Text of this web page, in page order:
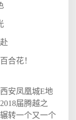
合花！
安凤凰城E地
2018届腾越之
转一个又一个